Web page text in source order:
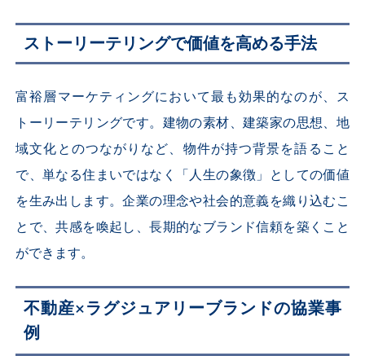
ストーリーテリングで価値を高める手法
富裕層マーケティングにおいて最も効果的なのが、ス
トーリーテリングです。建物の素材、建築家の思想、地
域文化とのつながりなど、物件が持つ背景を語ること
で、単なる住まいではなく「人生の象徴」としての価値
を生み出します。企業の理念や社会的意義を織り込むこ
とで、共感を喚起し、長期的なブランド信頼を築くこと
ができます。
不動産×ラグジュアリーブランドの協業事
例